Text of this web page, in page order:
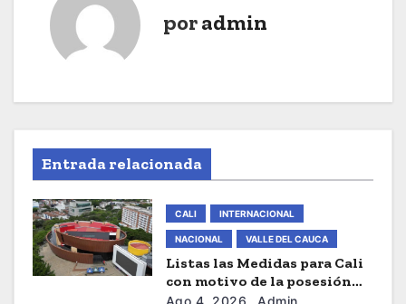
e
n
t
poradmin
Entrada relacionada
CALI INTERNACIONAL
NACIONAL VALLE DEL CAUCA
Listas las Medidas para Cali
con motivo de la posesión
presidencial de este Viernes